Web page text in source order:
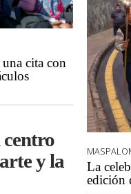
cita con
y la
La
edición